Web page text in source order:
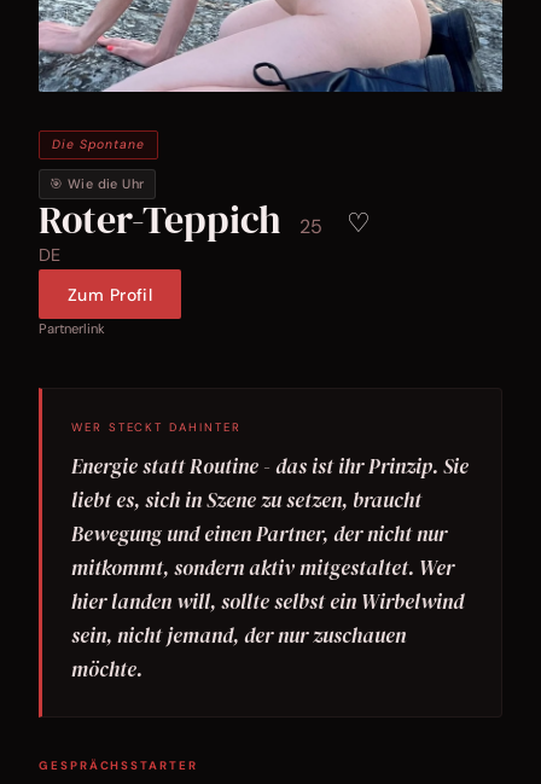
Die Spontane
🎯 Wie die Uhr
Roter-Teppich 25 ♡
DE
Zum Profil
Partnerlink
WER STECKT DAHINTER
Energie statt Routine - das ist ihr Prinzip. Sie
liebt es, sich in Szene zu setzen, braucht
Bewegung und einen Partner, der nicht nur
mitkommt, sondern aktiv mitgestaltet. Wer
hier landen will, sollte selbst ein Wirbelwind
sein, nicht jemand, der nur zuschauen
möchte.
GESPRÄCHSSTARTER